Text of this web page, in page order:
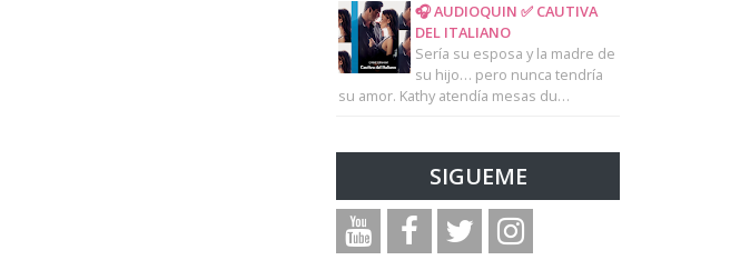
🎧 AUDIOQUIN ✅ CAUTIVA
DEL ITALIANO
Sería su esposa y la madre de
su hijo… pero nunca tendría
su amor. Kathy atendía mesas du…
SIGUEME